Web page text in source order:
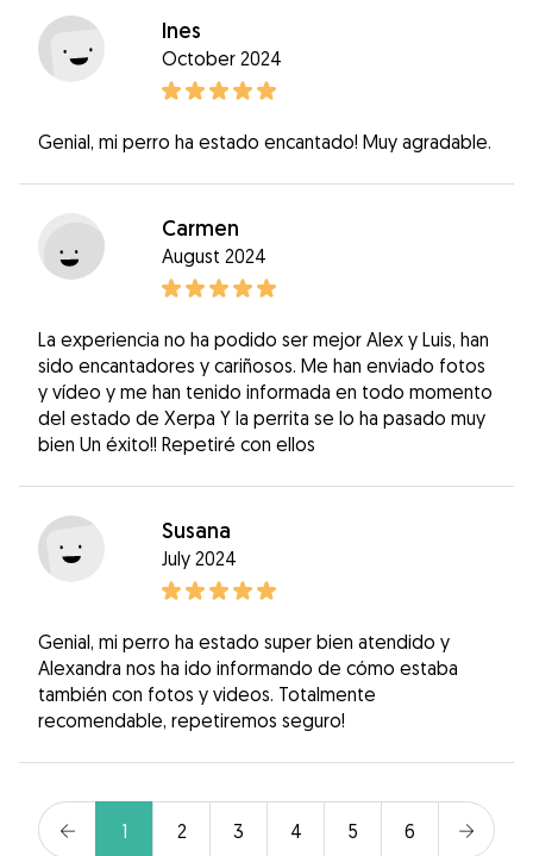
Ines
October 2024
Genial, mi perro ha estado encantado! Muy agradable.
Carmen
August 2024
La experiencia no ha podido ser mejor Alex y Luis, han
sido encantadores y cariñosos. Me han enviado fotos
y vídeo y me han tenido informada en todo momento
del estado de Xerpa Y la perrita se lo ha pasado muy
bien Un éxito!! Repetiré con ellos
Susana
July 2024
Genial, mi perro ha estado super bien atendido y
Alexandra nos ha ido informando de cómo estaba
también con fotos y videos. Totalmente
recomendable, repetiremos seguro!
1 2 3 4 5 6